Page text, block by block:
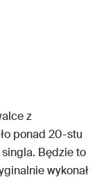
z
ponad 20-stu
Będzie to
wykonał